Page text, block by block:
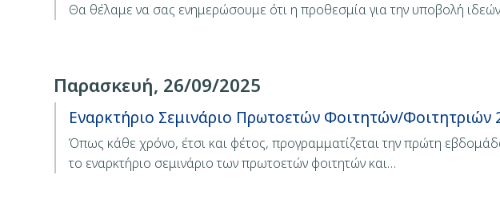
Θα θέλαμε να σας ενημερώσουμε ότι η προθεσμία για την υποβολή ιδεών
Παρασκευή, 26/09/2025
Εναρκτήριο Σεμινάριο Πρωτοετών Φοιτητών/Φοιτητριών
Όπως κάθε χρόνο, έτσι και φέτος, προγραμματίζεται την πρώτη
το εναρκτήριο σεμινάριο των πρωτοετών φοιτητών και…